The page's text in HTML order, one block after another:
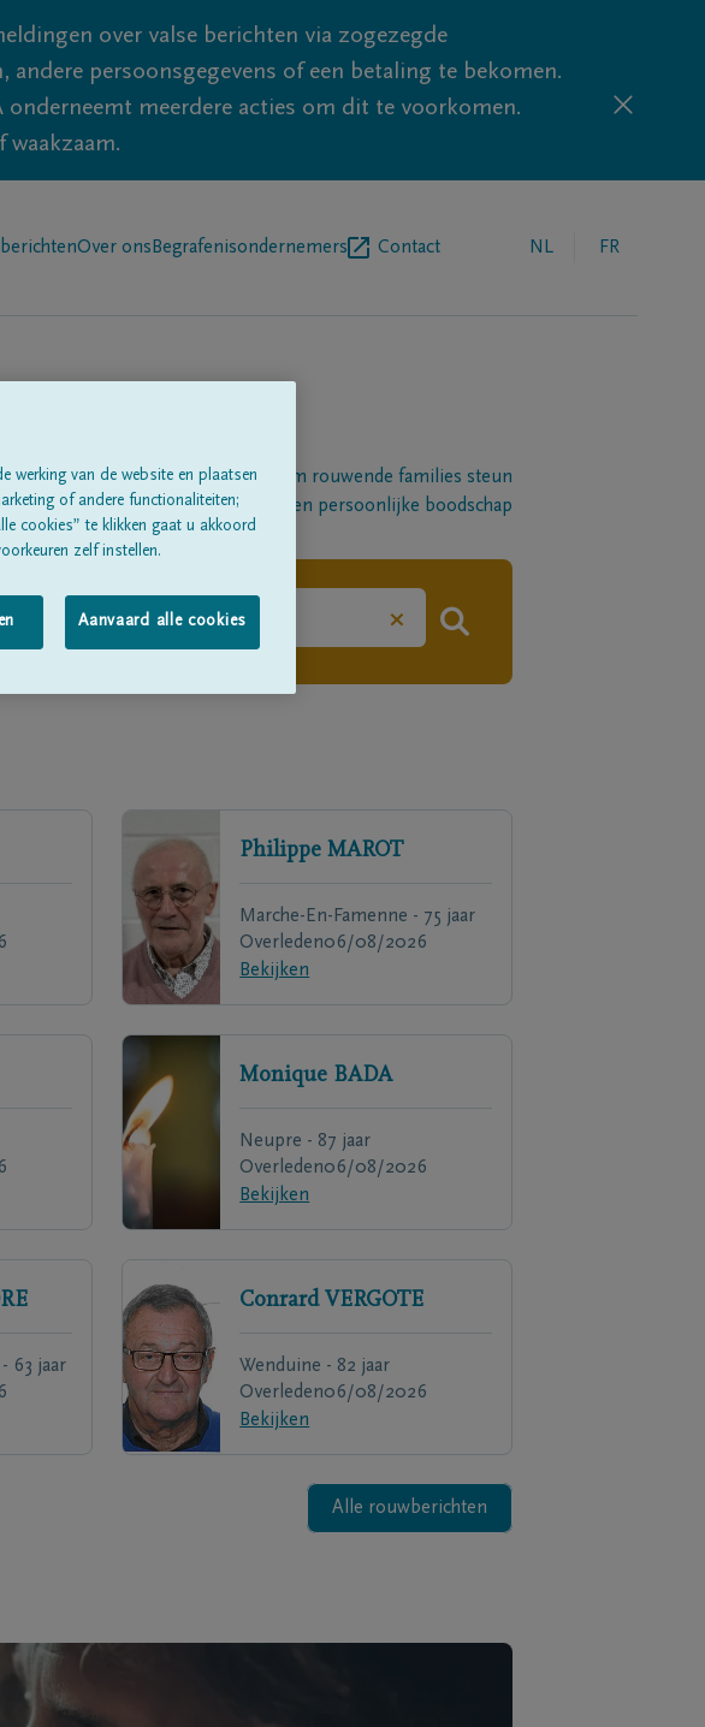
over valse berichten via zogezegde
persoonsgegevens of een betaling te bekomen.
meerdere acties om dit te voorkomen.
Over ons Begrafenisondernemers Contact NL FR
Een platform om rouwende families steun
te betuigen met een persoonlijke boodschap
×
Philippe MAROT
Marche-En-Famenne - 75 jaar
Overleden06/08/2026
Bekijken
Monique BADA
Neupre - 87 jaar
Overleden06/08/2026
Bekijken
63 jaar
Conrard VERGOTE
Wenduine - 82 jaar
Overleden06/08/2026
Bekijken
Alle rouwberichten
werking van de website en plaatsen
of andere functionaliteiten;
cookies” te klikken gaat u akkoord
zelf instellen.
Aanvaard alle cookies